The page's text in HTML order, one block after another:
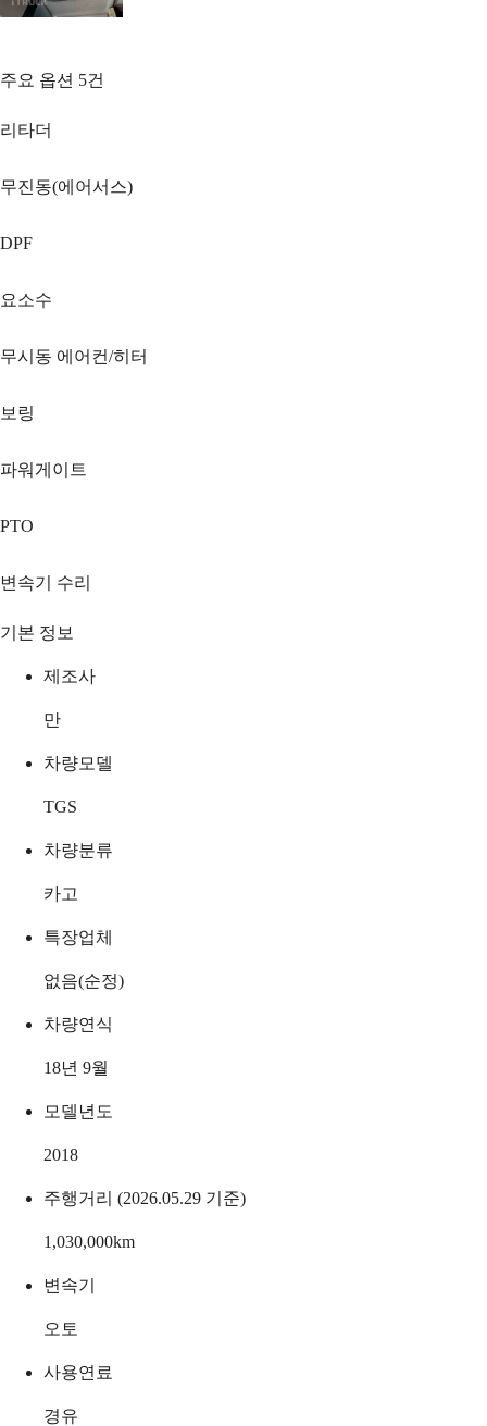
주요 옵션 5건
리타더
무진동(에어서스)
DPF
요소수
무시동 에어컨/히터
보링
파워게이트
PTO
변속기 수리
기본 정보
제조사
만
차량모델
TGS
차량분류
카고
특장업체
없음(순정)
차량연식
18년 9월
모델년도
2018
주행거리 (2026.05.29 기준)
1,030,000km
변속기
오토
사용연료
경유